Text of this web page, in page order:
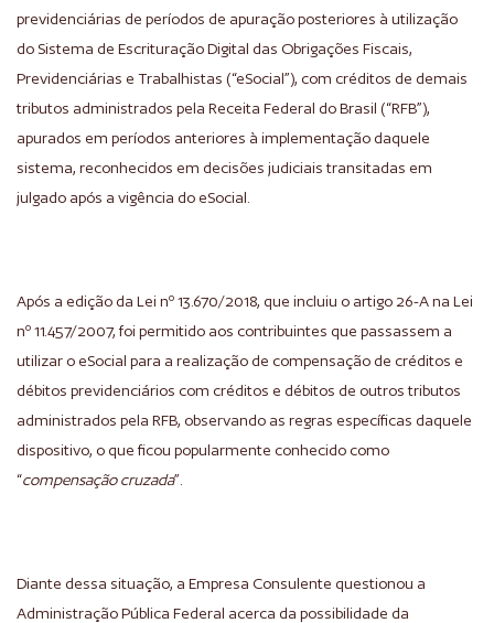
previdenciárias de períodos de apuração posteriores à utilização
do Sistema de Escrituração Digital das Obrigações Fiscais,
Previdenciárias e Trabalhistas (“eSocial”), com créditos de demais
tributos administrados pela Receita Federal do Brasil (“RFB”),
apurados em períodos anteriores à implementação daquele
sistema, reconhecidos em decisões judiciais transitadas em
julgado após a vigência do eSocial.
Após a edição da Lei nº 13.670/2018, que incluiu o artigo 26-A na Lei
nº 11.457/2007, foi permitido aos contribuintes que passassem a
utilizar o eSocial para a realização de compensação de créditos e
débitos previdenciários com créditos e débitos de outros tributos
administrados pela RFB, observando as regras específicas daquele
dispositivo, o que ficou popularmente conhecido como
“compensação cruzada”.
Diante dessa situação, a Empresa Consulente questionou a
Administração Pública Federal acerca da possibilidade da